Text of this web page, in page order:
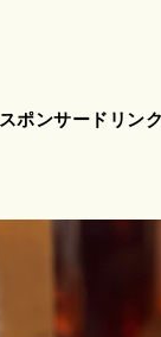
スポンサードリンク